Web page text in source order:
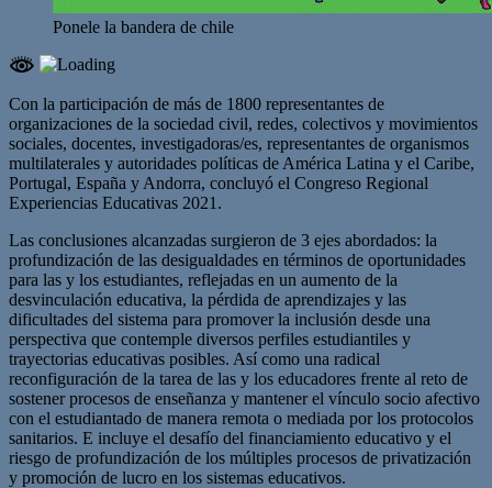
Ponele la bandera de chile
Con la participación de más de 1800 representantes de
organizaciones de la sociedad civil, redes, colectivos y movimientos
sociales, docentes, investigadoras/es, representantes de organismos
multilaterales y autoridades políticas de América Latina y el Caribe,
Portugal, España y Andorra, concluyó el Congreso Regional
Experiencias Educativas 2021.
Las conclusiones alcanzadas surgieron de 3 ejes abordados: la
profundización de las desigualdades en términos de oportunidades
para las y los estudiantes, reflejadas en un aumento de la
desvinculación educativa, la pérdida de aprendizajes y las
dificultades del sistema para promover la inclusión desde una
perspectiva que contemple diversos perfiles estudiantiles y
trayectorias educativas posibles. Así como una radical
reconfiguración de la tarea de las y los educadores frente al reto de
sostener procesos de enseñanza y mantener el vínculo socio afectivo
con el estudiantado de manera remota o mediada por los protocolos
sanitarios. E incluye el desafío del financiamiento educativo y el
riesgo de profundización de los múltiples procesos de privatización
y promoción de lucro en los sistemas educativos.